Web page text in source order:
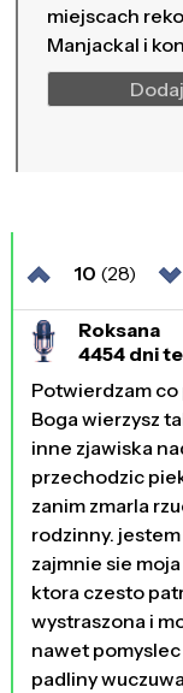
miejscach
Manjackal i
10 (28)
Roksana
4454 dni
Potwierdzam
Boga wierzysz
inne zjawiska
przechodzic
zanim zmarla
rodzinny.
zajmnie sie
ktora czesto
wystraszona i
nawet
padliny